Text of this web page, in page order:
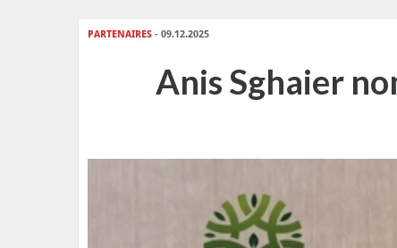
PARTENAIRES - 09.12.2025
Anis Sghaier